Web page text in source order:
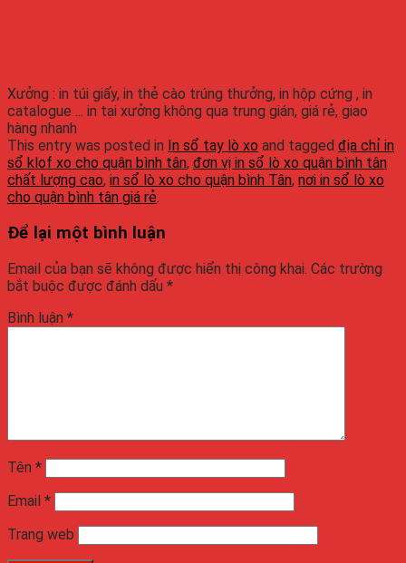
Xưởng : in túi giấy, in thẻ cào trúng thưởng, in hộp cứng , in
catalogue ... in tại xưởng không qua trung gián, giá rẻ, giao
hàng nhanh
This entry was posted in In sổ tay lò xo and tagged địa chỉ in
sổ klof xo cho quận bình tân, đơn vị in sổ lò xo quận bình tân
chất lượng cao, in sổ lò xo cho quận bình Tân, nơi in sổ lò xo
cho quận bình tân giá rẻ.
Để lại một bình luận
Email của bạn sẽ không được hiển thị công khai. Các trường
bắt buộc được đánh dấu *
Bình luận *
Tên *
Email *
Trang web